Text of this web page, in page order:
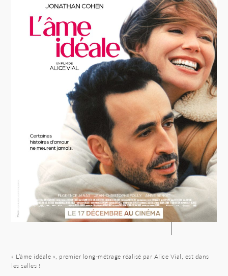
« L’âme idéale », premier long-métrage réalisé par Alice Vial, est dans
les salles !